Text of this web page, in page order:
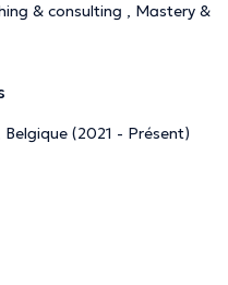
& consulting , Mastery &
(2021 - Présent)